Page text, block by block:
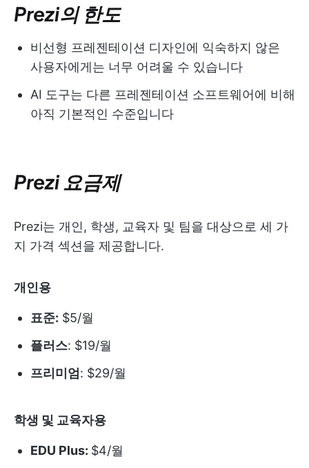
Prezi의 한도
비선형 프레젠테이션 디자인에 익숙하지 않은
사용자에게는 너무 어려울 수 있습니다
AI 도구는 다른 프레젠테이션 소프트웨어에 비해
아직 기본적인 수준입니다
Prezi 요금제
Prezi는 개인, 학생, 교육자 및 팀을 대상으로 세 가
지 가격 섹션을 제공합니다.
개인용
표준: $5/월
플러스: $19/월
프리미엄 : $29/월
학생 및 교육자용
EDU Plus: $4/월